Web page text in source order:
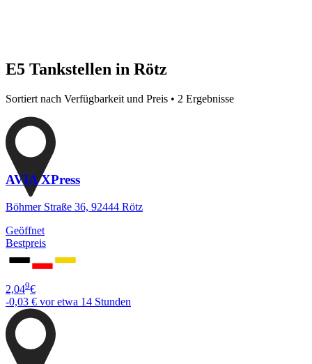
E5 Tankstellen in Rötz
Sortiert nach Verfügbarkeit und Preis • 2 Ergebnisse
AVIA XPress
Böhmer Straße 36, 92444 Rötz
Geöffnet
Bestpreis
2,049€
-0,03 € vor etwa 14 Stunden